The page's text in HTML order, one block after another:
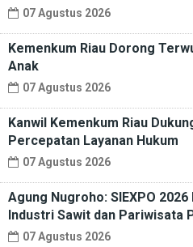
07 Agustus 2026
Kemenkum Riau Dorong
Anak
07 Agustus 2026
Kanwil Kemenkum Riau
Percepatan Layanan Hukum
07 Agustus 2026
Agung Nugroho: SIEXPO
Industri Sawit dan Pariwisata
07 Agustus 2026